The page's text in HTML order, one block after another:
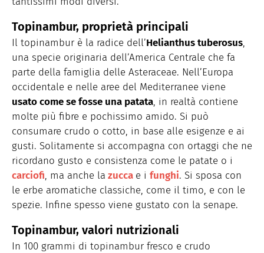
Topinambur, proprietà principali
Il topinambur è la radice dell’Helianthus tuberosus,
una specie originaria dell’America Centrale che fa
parte della famiglia delle Asteraceae. Nell’Europa
occidentale e nelle aree del Mediterranee viene
usato come se fosse una patata, in realtà contiene
molte più fibre e pochissimo amido. Si può
consumare crudo o cotto, in base alle esigenze e ai
gusti. Solitamente si accompagna con ortaggi che ne
ricordano gusto e consistenza come le patate o i
carciofi, ma anche la zucca e i funghi. Si sposa con
le erbe aromatiche classiche, come il timo, e con le
spezie. Infine spesso viene gustato con la senape.
Topinambur, valori nutrizionali
In 100 grammi di topinambur fresco e crudo